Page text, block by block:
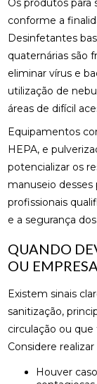
Os produtos para
conforme a
Desinfetantes
quaternárias são
eliminar vírus e
utilização de
áreas de difícil
Equipamentos
HEPA, e
potencializar os
manuseio
profissionais
e a segurança
QUANDO
OU
Existem sinais
sanitização,
circulação ou
Considere
Houver casos confirmados ou suspeitos de doenças